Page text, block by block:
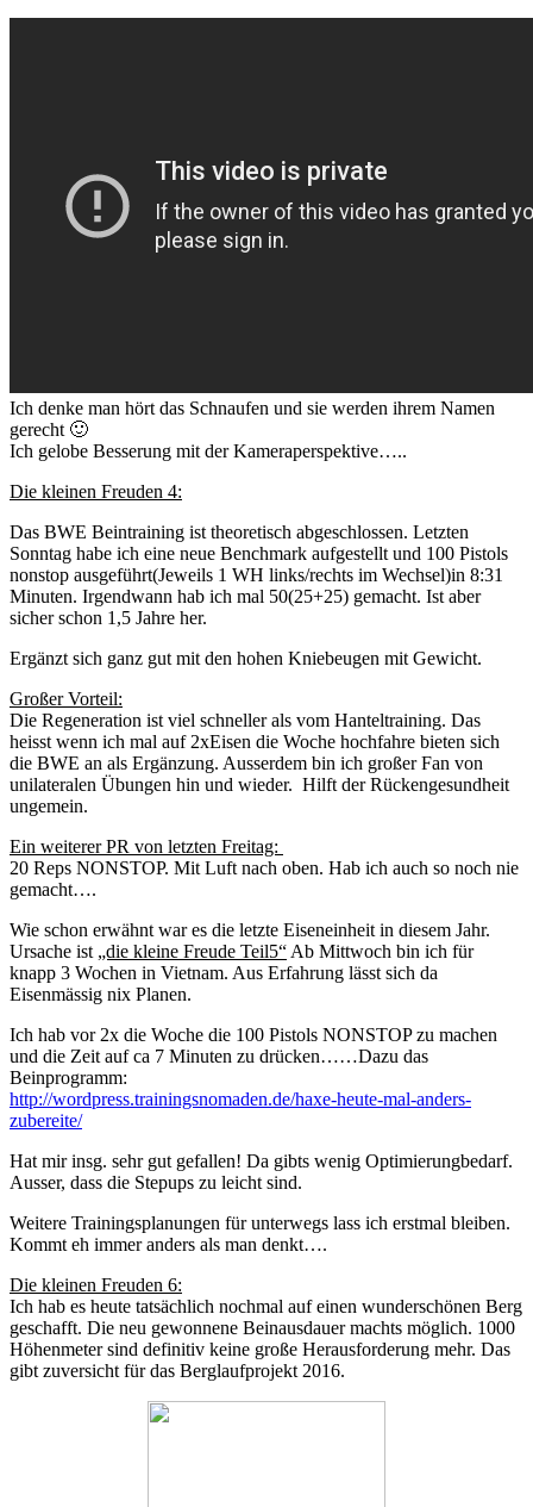
Ich denke man hört das Schnaufen und sie werden ihrem Namen
gerecht 🙂
Ich gelobe Besserung mit der Kameraperspektive…..
Die kleinen Freuden 4:
Das BWE Beintraining ist theoretisch abgeschlossen. Letzten
Sonntag habe ich eine neue Benchmark aufgestellt und 100 Pistols
nonstop ausgeführt(Jeweils 1 WH links/rechts im Wechsel)in 8:31
Minuten. Irgendwann hab ich mal 50(25+25) gemacht. Ist aber
sicher schon 1,5 Jahre her.
Ergänzt sich ganz gut mit den hohen Kniebeugen mit Gewicht.
Großer Vorteil:
Die Regeneration ist viel schneller als vom Hanteltraining. Das
heisst wenn ich mal auf 2xEisen die Woche hochfahre bieten sich
die BWE an als Ergänzung. Ausserdem bin ich großer Fan von
unilateralen Übungen hin und wieder. Hilft der Rückengesundheit
ungemein.
Ein weiterer PR von letzten Freitag:
20 Reps NONSTOP. Mit Luft nach oben. Hab ich auch so noch nie
gemacht….
Wie schon erwähnt war es die letzte Eiseneinheit in diesem Jahr.
Ursache ist „die kleine Freude Teil5“ Ab Mittwoch bin ich für
knapp 3 Wochen in Vietnam. Aus Erfahrung lässt sich da
Eisenmässig nix Planen.
Ich hab vor 2x die Woche die 100 Pistols NONSTOP zu machen
und die Zeit auf ca 7 Minuten zu drücken……Dazu das
Beinprogramm:
http://wordpress.trainingsnomaden.de/haxe-heute-mal-anders-
zubereite/
Hat mir insg. sehr gut gefallen! Da gibts wenig Optimierungbedarf.
Ausser, dass die Stepups zu leicht sind.
Weitere Trainingsplanungen für unterwegs lass ich erstmal bleiben.
Kommt eh immer anders als man denkt….
Die kleinen Freuden 6:
Ich hab es heute tatsächlich nochmal auf einen wunderschönen Berg
geschafft. Die neu gewonnene Beinausdauer machts möglich. 1000
Höhenmeter sind definitiv keine große Herausforderung mehr. Das
gibt zuversicht für das Berglaufprojekt 2016.